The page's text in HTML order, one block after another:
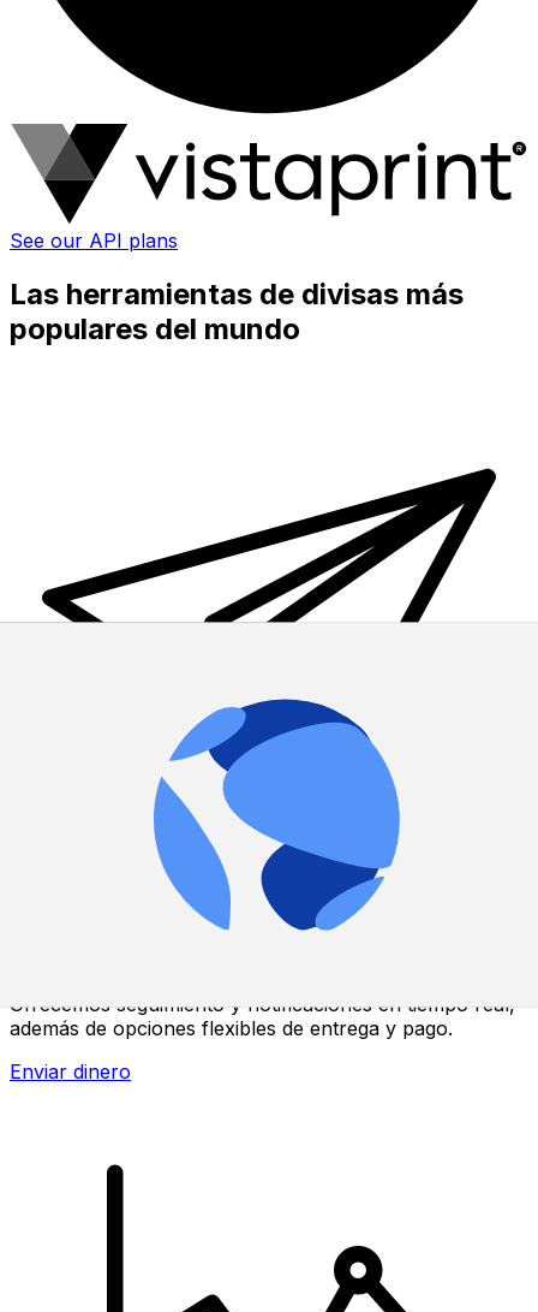
See our API plans
Las herramientas de divisas más
populares del mundo
Transferencias de dinero internacionales Xe
Ofrecemos seguimiento y notificaciones en tiempo real,
además de opciones flexibles de entrega y pago.
Enviar dinero